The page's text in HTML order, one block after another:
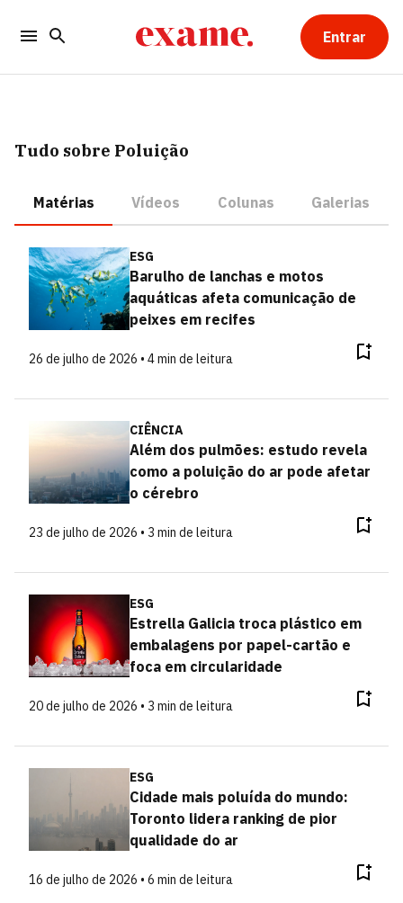
Entrar
Tudo sobre Poluição
Matérias Vídeos Colunas Galerias
ESG
Barulho de lanchas e motos
aquáticas afeta comunicação de
peixes em recifes
26 de julho de 2026 • 4 min de leitura
CIÊNCIA
Além dos pulmões: estudo revela
como a poluição do ar pode afetar
o cérebro
23 de julho de 2026 • 3 min de leitura
ESG
Estrella Galicia troca plástico em
embalagens por papel-cartão e
foca em circularidade
20 de julho de 2026 • 3 min de leitura
ESG
Cidade mais poluída do mundo:
Toronto lidera ranking de pior
qualidade do ar
16 de julho de 2026 • 6 min de leitura